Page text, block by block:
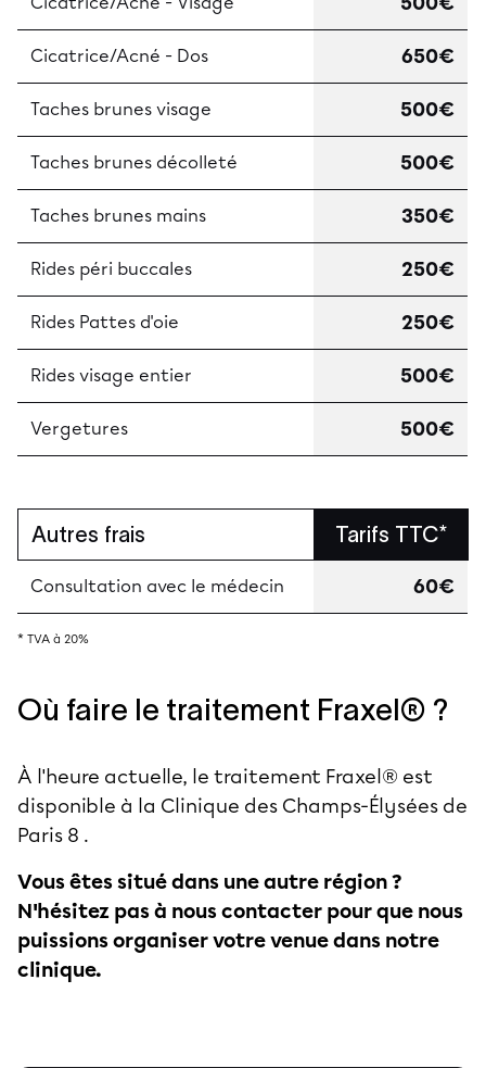
Cicatrice/Acné - Dos 650€
Taches brunes visage 500€
Taches brunes décolleté 500€
Taches brunes mains 350€
Rides péri buccales 250€
Rides Pattes d'oie 250€
Rides visage entier 500€
Vergetures 500€
Autres frais Tarifs TTC*
Consultation avec le médecin 60€
* TVA à 20%
Où faire le traitement Fraxel® ?
À l'heure actuelle, le traitement Fraxel® est
disponible à la Clinique des Champs-Élysées de
Paris 8 .
Vous êtes situé dans une autre région ?
N'hésitez pas à nous contacter pour que nous
puissions organiser votre venue dans notre
clinique.